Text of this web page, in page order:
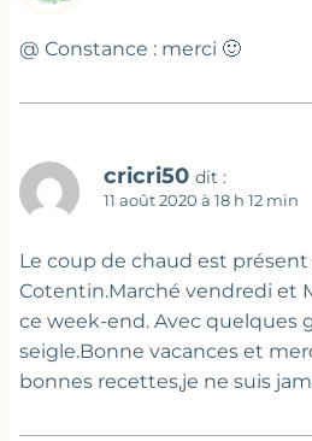
@ Constance : merci 🙂
cricri50 dit :
11 août 2020 à 18 h 12 min
Le coup de chaud est présent
Cotentin.Marché vendredi et
ce week-end. Avec quelques
seigle.Bonne vacances et
bonnes recettes,je ne suis